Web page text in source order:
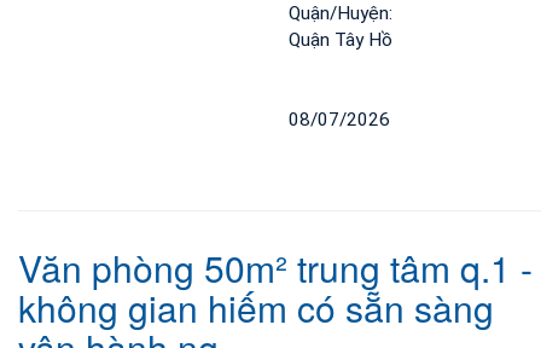
Quận/Huyện:
Quận Tây Hồ
08/07/2026
Văn phòng 50m² trung tâm q.1 -
không gian hiếm có sẵn sàng